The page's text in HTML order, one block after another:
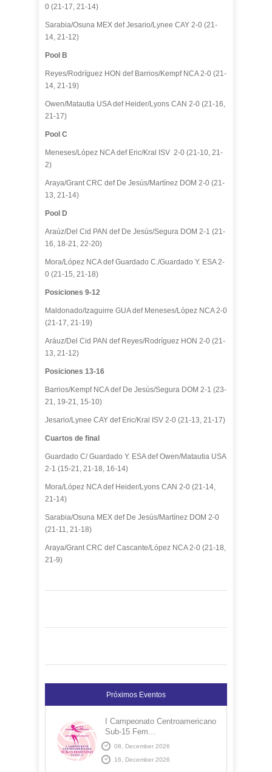
0 (21-17, 21-14)
Sarabia/Osuna MEX def Jesario/Lynee CAY 2-0 (21-
14, 21-12)
Pool B
Reyes/Rodríguez HON def Barrios/Kempf NCA 2-0 (21-
14, 21-19)
Owen/Matautia USA def Heider/Lyons CAN 2-0 (21-16,
21-17)
Pool C
Meneses/López NCA def Eric/Kral ISV 2-0 (21-10, 21-
2)
Araya/Grant CRC def De Jesús/Martínez DOM 2-0 (21-
13, 21-14)
Pool D
Araúz/Del Cid PAN def De Jesús/Segura DOM 2-1 (21-
16, 18-21, 22-20)
Mora/López NCA def Guardado C./Guardado Y. ESA 2-
0 (21-15, 21-18)
Posiciones 9-12
Maldonado/Izaguirre GUA def Meneses/López NCA 2-0
(21-17, 21-19)
Aráuz/Del Cid PAN def Reyes/Rodríguez HON 2-0 (21-
13, 21-12)
Posiciones 13-16
Barrios/Kempf NCA def De Jesús/Segura DOM 2-1 (23-
21, 19-21, 15-10)
Jesario/Lynee CAY def Eric/Kral ISV 2-0 (21-13, 21-17)
Cuartos de final
Guardado C/ Guardado Y. ESA def Owen/Matautia USA
2-1 (15-21, 21-18, 16-14)
Mora/López NCA def Heider/Lyons CAN 2-0 (21-14,
21-14)
Sarabia/Osuna MEX def De Jesús/Martínez DOM 2-0
(21-11, 21-18)
Araya/Grant CRC def Cascante/López NCA 2-0 (21-18,
21-9)
Próximos Eventos
I Campeonato Centroamericano
Sub-15 Fem...
08, December 2026
16, December 2026